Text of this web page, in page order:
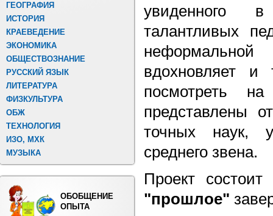
ГЕОГРАФИЯ
ИСТОРИЯ
КРАЕВЕДЕНИЕ
ЭКОНОМИКА
ОБЩЕСТВОЗНАНИЕ
РУССКИЙ ЯЗЫК
ЛИТЕРАТУРА
ФИЗКУЛЬТУРА
ОБЖ
ТЕХНОЛОГИЯ
ИЗО, МХК
МУЗЫКА
ОБОБЩЕНИЕ
ОПЫТА
увиденного
талантливых
вдохновляет и
посмотреть
представлены
точных наук,
среднего звена.
Проект
"прошлое"